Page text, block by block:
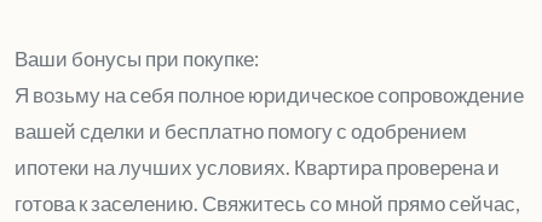
Ваши бонусы при покупке:
Я возьму на себя полное юридическое сопровождение
вашей сделки и бесплатно помогу с одобрением
ипотеки на лучших условиях. Квартира проверена и
готова к заселению. Свяжитесь со мной прямо сейчас,